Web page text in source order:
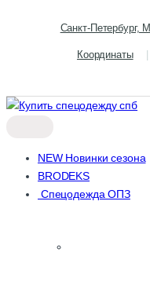
Санкт-Петербург,
Координаты
NEW Новинки сезона
BRODEKS
Спецодежда ОПЗ